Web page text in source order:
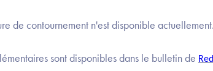
de contournement n'est disponible
sont disponibles dans le bulletin de